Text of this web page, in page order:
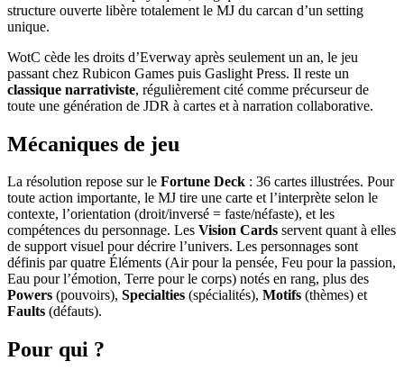
structure ouverte libère totalement le MJ du carcan d’un setting
unique.
WotC cède les droits d’Everway après seulement un an, le jeu
passant chez Rubicon Games puis Gaslight Press. Il reste un
classique narrativiste, régulièrement cité comme précurseur de
toute une génération de JDR à cartes et à narration collaborative.
Mécaniques de jeu
La résolution repose sur le Fortune Deck : 36 cartes illustrées. Pour
toute action importante, le MJ tire une carte et l’interprète selon le
contexte, l’orientation (droit/inversé = faste/néfaste), et les
compétences du personnage. Les Vision Cards servent quant à elles
de support visuel pour décrire l’univers. Les personnages sont
définis par quatre Éléments (Air pour la pensée, Feu pour la passion,
Eau pour l’émotion, Terre pour le corps) notés en rang, plus des
Powers (pouvoirs), Specialties (spécialités), Motifs (thèmes) et
Faults (défauts).
Pour qui ?